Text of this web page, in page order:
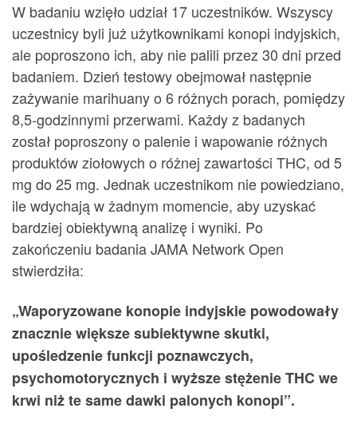
W badaniu wzięło udział 17 uczestników. Wszyscy
uczestnicy byli już użytkownikami konopi indyjskich,
ale poproszono ich, aby nie palili przez 30 dni przed
badaniem. Dzień testowy obejmował następnie
zażywanie marihuany o 6 różnych porach, pomiędzy
8,5-godzinnymi przerwami. Każdy z badanych
został poproszony o palenie i wapowanie różnych
produktów ziołowych o różnej zawartości THC, od 5
mg do 25 mg. Jednak uczestnikom nie powiedziano,
ile wdychają w żadnym momencie, aby uzyskać
bardziej obiektywną analizę i wyniki. Po
zakończeniu badania JAMA Network Open
stwierdziła:
„Waporyzowane konopie indyjskie powodowały
znacznie większe subiektywne skutki,
upośledzenie funkcji poznawczych,
psychomotorycznych i wyższe stężenie THC we
krwi niż te same dawki palonych konopi”.